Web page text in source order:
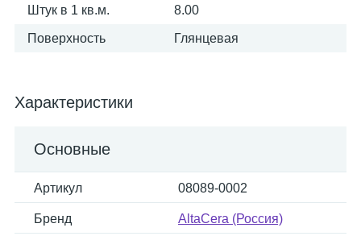
Штук в 1 кв.м. 8.00
Поверхность Глянцевая
Характеристики
Основные
Артикул 08089-0002
Бренд AltaCera (Россия)